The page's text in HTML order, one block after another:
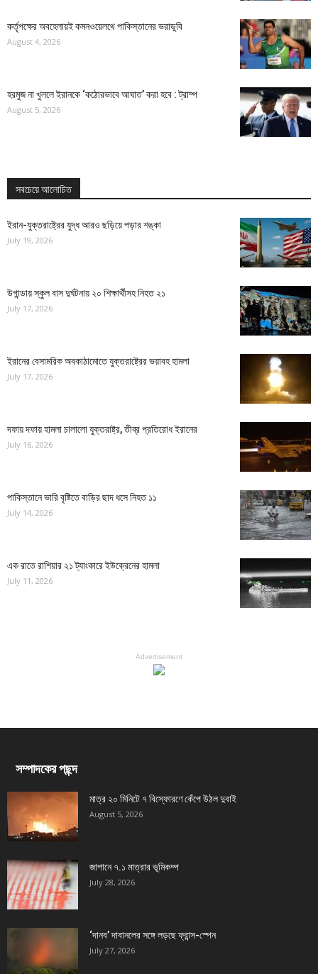
কর্তৃপক্ষের অবহেলায়ই কমনওয়েলথে পাকিস্তানের ভরাডুবি
August 4, 2026
হরমুজ না খুললে ইরানকে ‘কঠোরভাবে আঘাত’ করা হবে : ট্রাম্প
August 5, 2026
সবচেয়ে আলোচিত
ইরান-যুক্তরাষ্ট্রের যুদ্ধ আরও ছড়িয়ে পড়ার শঙ্কা
July 19, 2026
উগান্ডায় স্কুল বাস দুর্ঘটনায় ২০ শিক্ষার্থীসহ নিহত ২১
July 17, 2026
ইরানের বেসামরিক অবকাঠামোতে যুক্তরাষ্ট্রের ভয়াবহ হামলা
July 17, 2026
দফায় দফায় হামলা চালালো যুক্তরাষ্ট্র, তীব্র প্রতিরোধ ইরানের
July 16, 2026
পাকিস্তানে ভারি বৃষ্টিতে বাড়ির ছাদ ধসে নিহত ১১
July 14, 2026
এক রাতে রাশিয়ার ২১ ট্যাংকারে ইউক্রেনের হামলা
July 11, 2026
Advertisement
সম্পাদকের পছন্দ
মাত্র ২০ মিনিটে ৭ বিস্ফোরণে কেঁপে উঠল দুবাই
August 5, 2026
জাপানে ৭.১ মাত্রার ভূমিকম্প
July 28, 2026
‘দানব’ দাবানলের সঙ্গে লড়ছে ফ্রান্স-স্পেন
July 27, 2026